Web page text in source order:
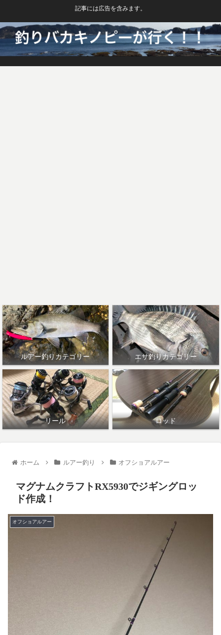
記事には広告を含みます。
ルアー釣りカテゴリー エサ釣りカテゴリー
リール ロッド
ホーム ルアー釣り オフショアルアー
マグナムクラフトRX5930でジギングロッ
ド作成！
オフショアルアー